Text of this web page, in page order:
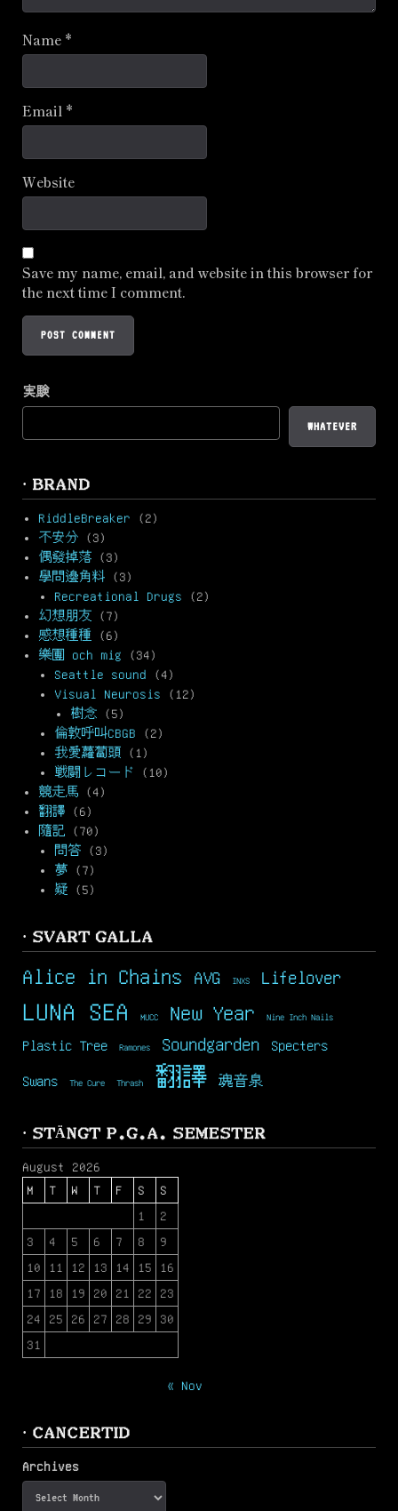
Name *
Email *
Website
Save my name, email, and website in this browser for
the next time I comment.
実験
WHATEVER
· BRAND
RiddleBreaker (2)
不安分 (3)
偶發掉落 (3)
學問邊角料 (3)
Recreational Drugs (2)
幻想朋友 (7)
感想種種 (6)
樂團 och mig (34)
Seattle sound (4)
Visual Neurosis (12)
樹念 (5)
倫敦呼叫CBGB (2)
我愛蘿蔔頭 (1)
戦闘レコード
(10)
競走馬 (4)
翻譯 (6)
隨記 (70)
問答 (3)
夢 (7)
疑 (5)
· SVART GALLA
Alice in Chains AVG INXS Lifelover
LUNA SEA MUCC New Year Nine Inch Nails
Plastic Tree Ramones Soundgarden Specters
Swans The Cure Thrash 翻譯 魂音泉
· STÄNGT P.G.A. SEMESTER
August 2026
M
T W T F S
S
1
2
3
4 5 6 7 8
9
10
11 12 13 14 15
16
17
18 19 20 21 22
23
24
25 26 27 28 29
30
31
« Nov
· CANCERTID
Archives